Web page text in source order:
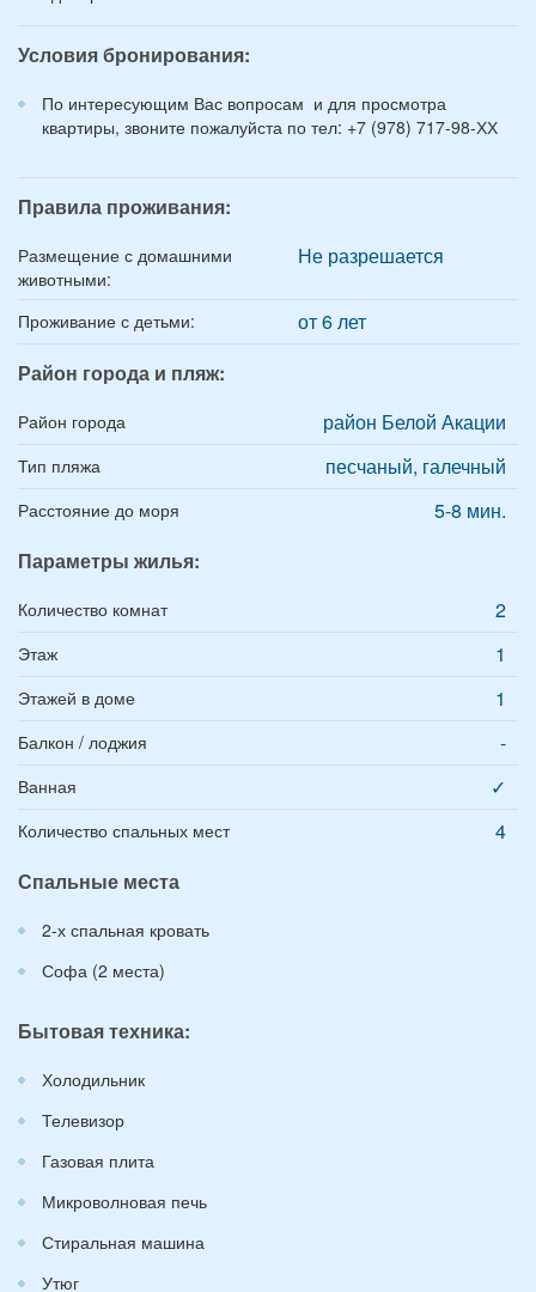
Условия бронирования:
По интересующим Вас вопросам и для просмотра
квартиры, звоните пожалуйста по тел: +7 (978) 717-98-ХХ
Правила проживания:
Размещение с домашними
животными:
Не разрешается
Проживание с детьми:
от 6 лет
Район города и пляж:
Район города район Белой Акации
Тип пляжа песчаный, галечный
Расстояние до моря
5-8 мин.
Параметры жилья:
Количество комнат 2
Этаж 1
Этажей в доме 1
Балкон / лоджия -
Ванная ✓
Количество спальных мест
4
Спальные места
2-х спальная кровать
Софа (2 места)
Бытовая техника:
Холодильник
Телевизор
Газовая плита
Микроволновая печь
Стиральная машина
Утюг